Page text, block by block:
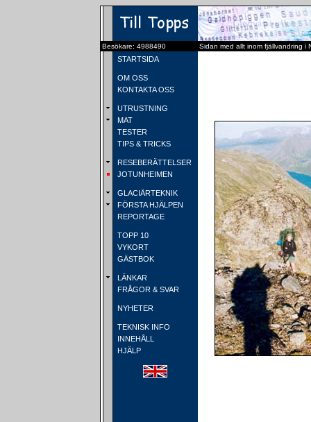
Besökare: 4988490 Sidan med allt inom fjällvandring i
STARTSIDA
OM OSS
KONTAKTA OSS
UTRUSTNING
MAT
TESTER
TIPS & TRICKS
RESEBERÄTTELSER
JOTUNHEIMEN
GLACIÄRTEKNIK
FÖRSTA HJÄLPEN
REPORTAGE
TOPP 10
VYKORT
GÄSTBOK
LÄNKAR
FRÅGOR & SVAR
NYHETER
TEKNISK INFO
INNEHÅLL
HJÄLP